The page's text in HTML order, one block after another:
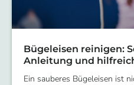
Bügeleisen reinigen:
Anleitung und
Ein sauberes Bügeleisen ist